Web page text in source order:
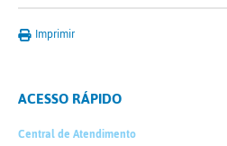
Imprimir
ACESSO RÁPIDO
Central de Atendimento